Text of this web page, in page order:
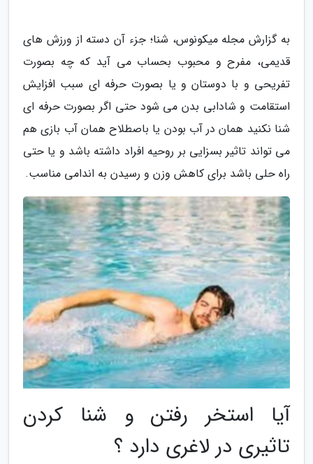
به گزارش مجله میکونوس، شنا؛ جزء آن دسته از ورزش های
قدیمی، مفرح و محبوب بحساب می آید که چه بصورت
تفریحی و با دوستان و یا بصورت حرفه ای سبب افزایش
استقامت و شادابی بدن می شود حتی اگر بصورت حرفه ای
شنا نکنید همان در آب بودن یا باصطلاح همان آب بازی هم
می تواند تاثیر بسزایی بر روحیه افراد داشته باشد و یا حتی
راه حلی باشد برای کاهش وزن و رسیدن به اندامی مناسب.
آیا استخر رفتن و شنا کردن
تاثیری در لاغری دارد ؟